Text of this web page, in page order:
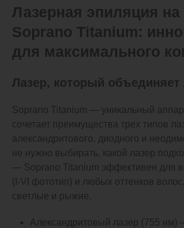
Лазерная эпиляция на
Soprano Titanium:
для максимального
Лазер, который
Soprano Titanium — уникальный
сочетает преимущества трех типов
александритового, диодного и
не нужно выбирать, какой лазер
— Soprano Titanium эффективен для
(I-VI фототип) и любых оттенков
светлые и рыжие.
Александритовый лазер (755 нм)